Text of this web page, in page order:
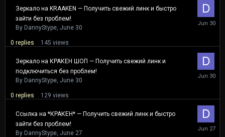
Зеркало на KRAAKEN — Получить свежий линк и быстро
зайти без проблем!
By DannyStype June 30
0 replies 145 views
June
30
Зеркало на КРАКЕН ШОП — Получить свежий линк и
подключиться без проблем!
By DannyStype June 30
0 replies 129 views
June
30
Ссылка на *КРАКЕН* — Получить свежий линк и быстро
зайти без проблем!
By DannyStype June 27
June
27